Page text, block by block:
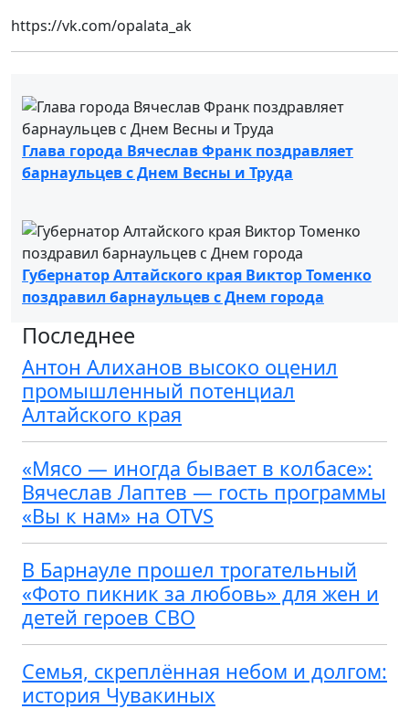
https://vk.com/opalata_ak
Глава города Вячеслав Франк поздравляет
барнаульцев с Днем Весны и Труда
Губернатор Алтайского края Виктор Томенко
поздравил барнаульцев с Днем города
Последнее
Антон Алиханов высоко оценил
промышленный потенциал
Алтайского края
«Мясо — иногда бывает в колбасе»:
Вячеслав Лаптев — гость программы
«Вы к нам» на OTVS
В Барнауле прошел трогательный
«Фото пикник за любовь» для жен и
детей героев СВО
Семья, скреплённая небом и долгом:
история Чувакиных